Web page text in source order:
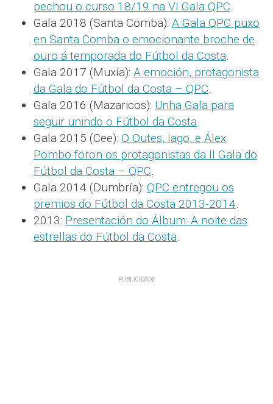
pechou o curso 18/19 na VI Gala QPC.
Gala 2018 (Santa Comba): A Gala QPC puxo
en Santa Comba o emocionante broche de
ouro á temporada do Fútbol da Costa.
Gala 2017 (Muxía): A emoción, protagonista
da Gala do Fútbol da Costa – QPC.
Gala 2016 (Mazaricos): Unha Gala para
seguir unindo o Fútbol da Costa.
Gala 2015 (Cee): O Outes, Iago, e Álex
Pombo foron os protagonistas da II Gala do
Fútbol da Costa – QPC.
Gala 2014 (Dumbría): QPC entregou os
premios do Fútbol da Costa 2013-2014.
2013: Presentación do Álbum: A noite das
estrellas do Fútbol da Costa.